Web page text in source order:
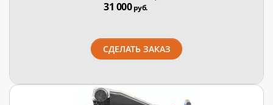
31 000руб.
СДЕЛАТЬ ЗАКАЗ